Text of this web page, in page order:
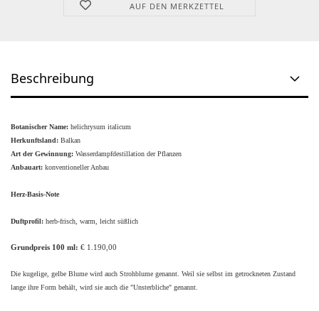
AUF DEN MERKZETTEL
Beschreibung
Botanischer Name: helichrysum italicum
Herkunftsland: Balkan
Art der Gewinnung: Wasserdampfdestillation der Pflanzen
Anbauart: konventioneller Anbau
Herz-Basis-Note
Duftprofil: herb-frisch, warm, leicht süßlich
Grundpreis 100 ml: € 1.190,00
Die kugelige, gelbe Blume wird auch Strohblume genannt. Weil sie selbst im getrockneten Zustand
lange ihre Form behält, wird sie auch die "Unsterbliche" genannt.